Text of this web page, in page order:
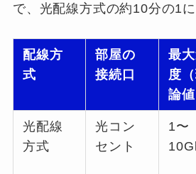
で、光配線方式の約10分の1に
配線方
式
部屋の
接続口
最
度
論値
光配線
方式
光コン
セント
1〜